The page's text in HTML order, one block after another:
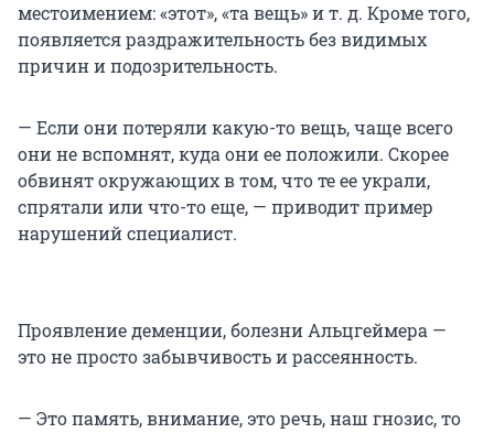
местоимением: «этот», «та вещь» и т. д. Кроме того,
появляется раздражительность без видимых
причин и подозрительность.
— Если они потеряли какую-то вещь, чаще всего
они не вспомнят, куда они ее положили. Скорее
обвинят окружающих в том, что те ее украли,
спрятали или что-то еще, — приводит пример
нарушений специалист.
Проявление деменции, болезни Альцгеймера —
это не просто забывчивость и рассеянность.
— Это память, внимание, это речь, наш гнозис, то